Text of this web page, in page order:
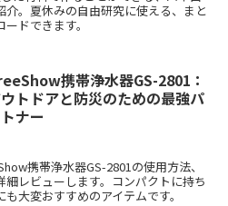
。夏休みの自由研究に使える、まと
ドできます。
携帯浄水器GS-2801：
トドアと防災のための最強パ
ナー
携帯浄水器GS-2801の使用方法、
レビューします。コンパクトに持ち
大変おすすめのアイテムです。